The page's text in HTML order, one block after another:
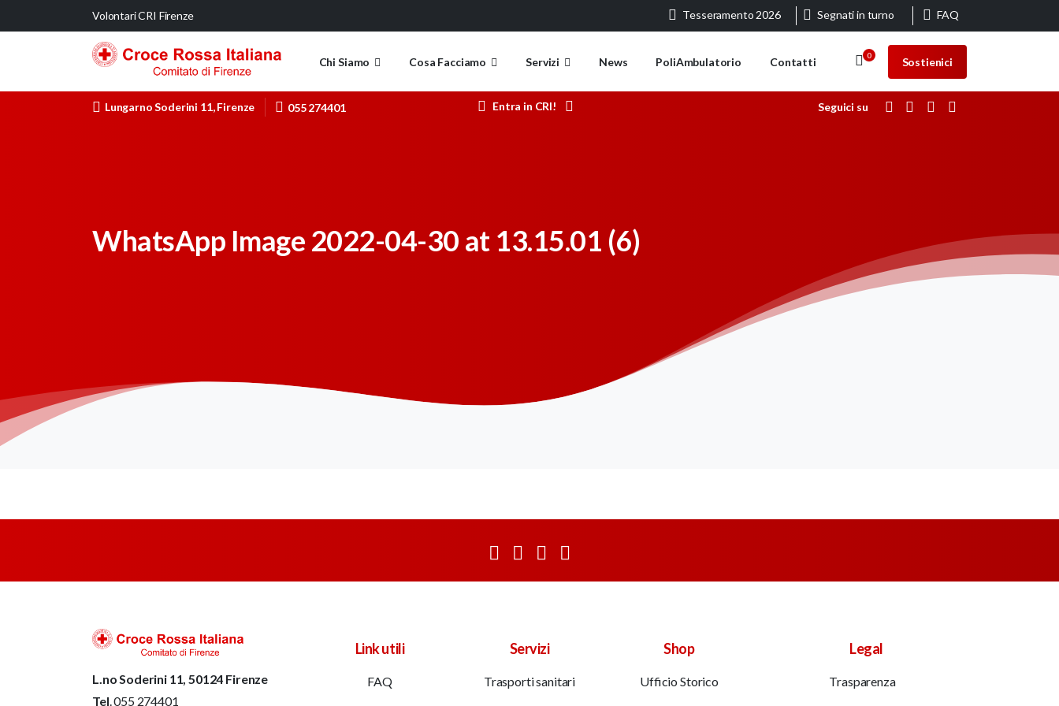
Volontari CRI Firenze Tesseramento 2026 Segnati in turno FAQ
Chi Siamo Cosa Facciamo Servizi News PoliAmbulatorio Contatti 0 Sostienici
Lungarno Soderini 11, Firenze 055 274401 Entra in CRI! Seguici su
WhatsApp Image 2022-04-30 at 13.15.01 (6)
L.no Soderini 11, 50124 Firenze
Tel. 055 274401
Link utili
FAQ
Servizi
Trasporti sanitari
Shop
Ufficio Storico
Legal
Trasparenza